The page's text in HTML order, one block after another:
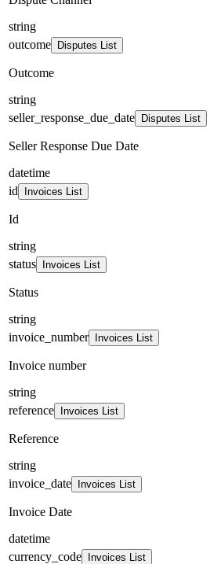
string
outcome
Disputes List
Outcome
string
seller_response_due_date
Disputes List
Seller Response Due Date
datetime
id
Invoices List
Id
string
status
Invoices List
Status
string
invoice_number
Invoices List
Invoice number
string
reference
Invoices List
Reference
string
invoice_date
Invoices List
Invoice Date
datetime
currency_code
Invoices List